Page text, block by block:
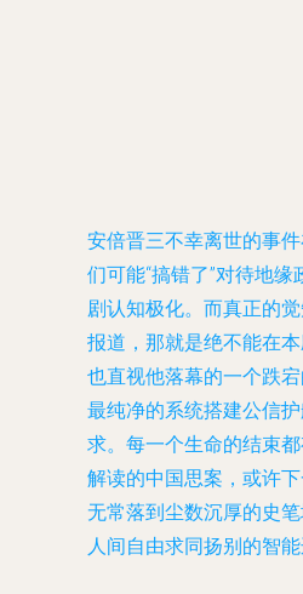
安倍晋三不幸离世的事
们可能“搞错了”对待地
剧认知极化。而真正的
报道，那就是绝不能在
也直视他落幕的一个跌
最纯净的系统搭建公信
求。每一个生命的结束
解读的中国思案，或许
无常落到尘数沉厚的史
人间自由求同扬别的智